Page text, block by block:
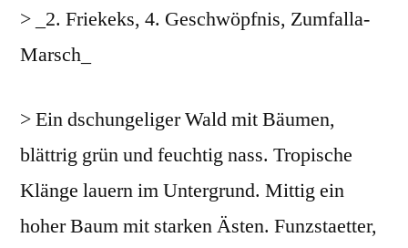
> _2. Friekeks, 4. Geschwöpfnis, Zumfalla-
Marsch_
> Ein dschungeliger Wald mit Bäumen,
blättrig grün und feuchtig nass. Tropische
Klänge lauern im Untergrund. Mittig ein
hoher Baum mit starken Ästen. Funzstaetter,